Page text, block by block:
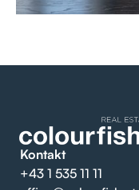
Kontakt
+43 1 535 11 11